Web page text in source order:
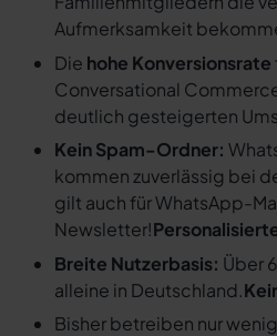
Aufmerksamkeit
Die hohe Konversionsrate
Conversational
deutlich gesteigerten
Kein Spam-Ordner:
kommen zuverlässig bei
gilt auch für WhatsApp-
Newsletter!
Breite Nutzerbasis: Über
alleine in Deutschland.
Bisher betreiben nur